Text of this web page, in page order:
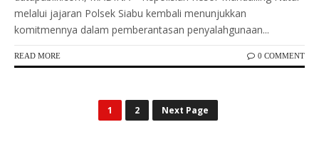
melalui jajaran Polsek Siabu kembali menunjukkan
komitmennya dalam pemberantasan penyalahgunaan...
READ MORE 0 COMMENT
1 2 Next Page